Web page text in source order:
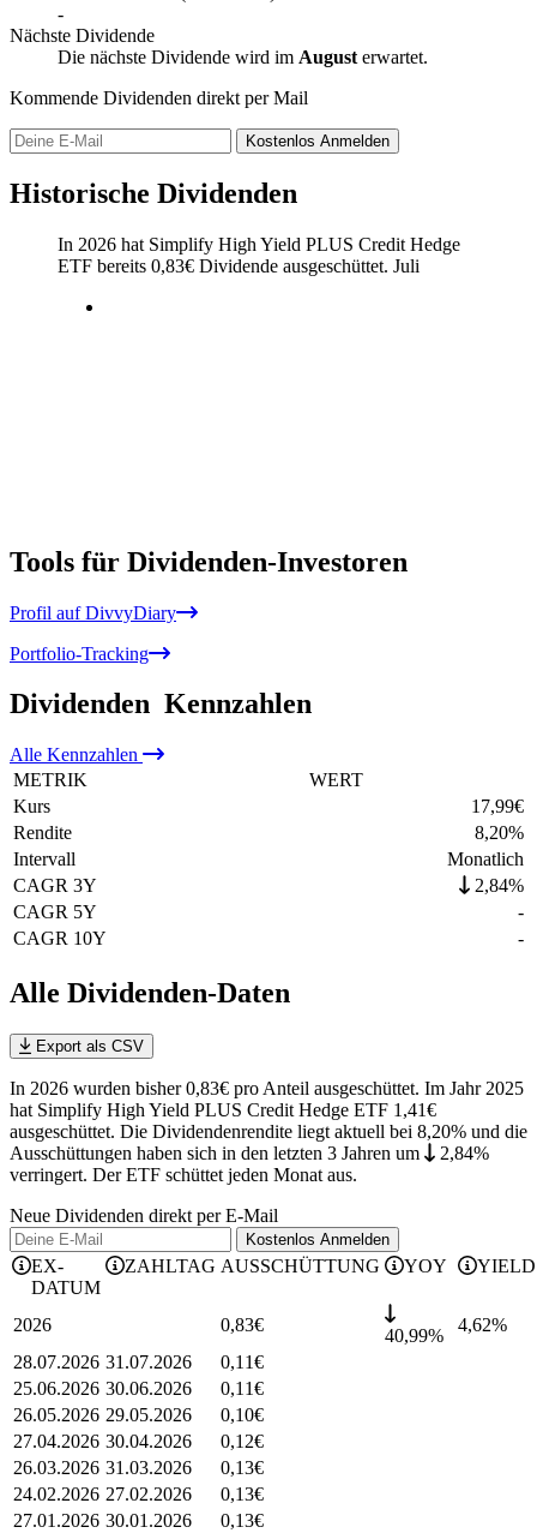
-
Nächste Dividende
Die nächste Dividende wird im August erwartet.
Kommende Dividenden direkt per Mail
Kostenlos Anmelden
Historische Dividenden
In 2026 hat Simplify High Yield PLUS Credit Hedge
ETF bereits 0,83€ Dividende ausgeschüttet. Juli
Tools für Dividenden-Investoren
Profil auf DivvyDiary
Portfolio-Tracking
Dividenden Kennzahlen
Alle Kennzahlen
METRIK
WERT
Kurs
17,99€
Rendite
8,20%
Intervall
Monatlich
CAGR 3Y
2,84%
CAGR 5Y
-
CAGR 10Y
-
Alle Dividenden-Daten
Export als CSV
In 2026 wurden bisher 0,83€ pro Anteil ausgeschüttet. Im Jahr 2025
hat Simplify High Yield PLUS Credit Hedge ETF 1,41€
ausgeschüttet. Die Dividendenrendite liegt aktuell bei 8,20% und die
Ausschüttungen haben sich in den letzten 3 Jahren um
2,84%
verringert. Der ETF schüttet jeden Monat aus.
Neue Dividenden direkt per E-Mail
Kostenlos Anmelden
EX-
DATUM
ZAHLTAG AUSSCHÜTTUNG YOY YIELD
2026 0,83€
40,99%
4,62%
28.07.2026 31.07.2026 0,11€
25.06.2026 30.06.2026 0,11€
26.05.2026 29.05.2026 0,10€
27.04.2026 30.04.2026 0,12€
26.03.2026 31.03.2026 0,13€
24.02.2026 27.02.2026 0,13€
27.01.2026 30.01.2026 0,13€